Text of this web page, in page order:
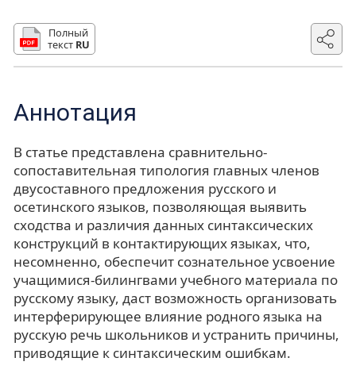
Полный
текст RU
Аннотация
В статье представлена сравнительно-
сопоставительная типология главных членов
двусоставного предложения русского и
осетинского языков, позволяющая выявить
сходства и различия данных синтаксических
конструкций в контактирующих языках, что,
несомненно, обеспечит сознательное усвоение
учащимися-билингвами учебного материала по
русскому языку, даст возможность организовать
интерферирующее влияние родного языка на
русскую речь школьников и устранить причины,
приводящие к синтаксическим ошибкам.